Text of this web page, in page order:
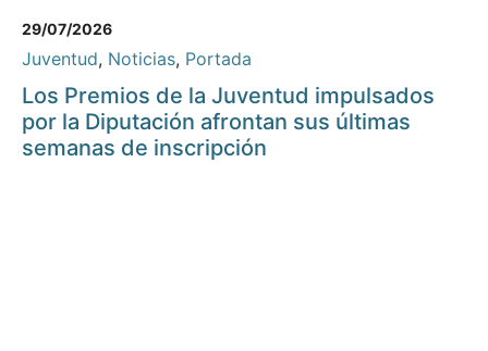
29/07/2026
Juventud, Noticias, Portada
Los Premios de la Juventud impulsados
por la Diputación afrontan sus últimas
semanas de inscripción